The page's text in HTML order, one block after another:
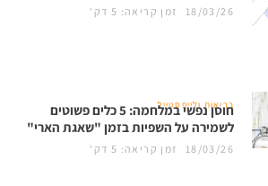
18/03/26 זמן קריאה: 5 דק'
בריאות ולייפסטייל
חוסן נפשי במלחמה: 5 כלים פשוטים
לשמירה על השפיות בזמן "שאגת הארי"
18/03/26 זמן קריאה: 5 דק'